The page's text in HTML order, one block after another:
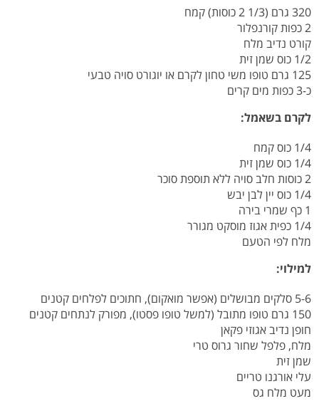
320 גרם (1/3 2 כוסות) קמח
2 כפות קורנפלור
קורט נדיב מלח
1/2 כוס שמן זית
125 גרם טופו משי טחון לקרם או יוגורט סויה טבעי
כ-3 כפות מים קרים
לקרם בשאמל:
1/4 כוס קמח
1/4 כוס שמן זית
2 כוסות חלב סויה ללא תוספת סוכר
1/4 כוס יין לבן יבש
1 כף שמרי בירה
1/4 כפית אגוז מוסקט מגורר
מלח לפי הטעם
למילוי:
5-6 סלקים מבושלים (אפשר מואקום), חתוכים לפלחים קטנים
150 גרם טופו מתובל (למשל טופו פסטו), מפורק לנתחים קטנים
חופן נדיב אגוזי פקאן
מלח, פלפל שחור גרוס טרי
שמן זית
עלי אורגנו טריים
מעט מלח גס